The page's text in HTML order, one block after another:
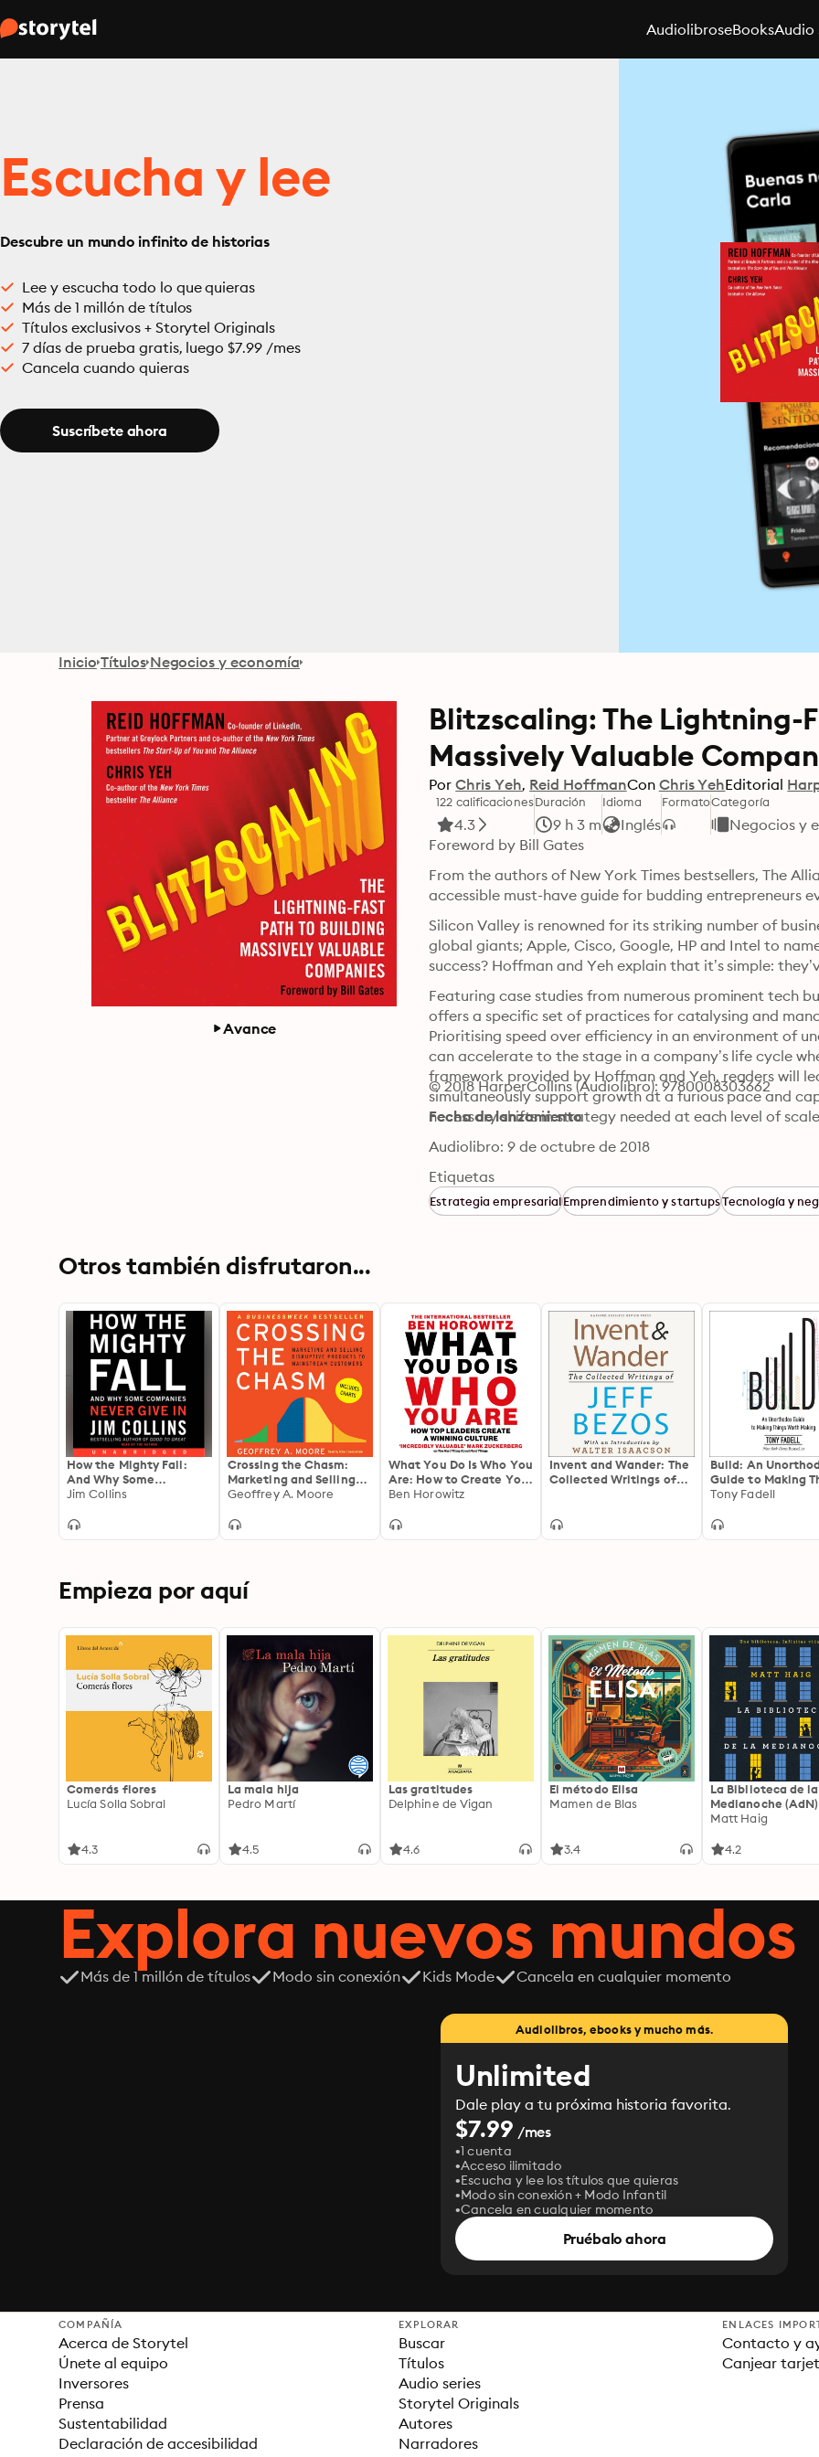
AudiolibroseBooksAudio
Escucha y lee
Descubre un mundo infinito de historias
Lee y escucha todo lo que quieras
Más de 1 millón de títulos
Títulos exclusivos + Storytel Originals
7 días de prueba gratis, luego $7.99 /mes
Cancela cuando quieras
Suscríbete ahora
Inicio Títulos Negocios y economía
Avance
Blitzscaling: The Lightning-
Massively Valuable
Por Chris Yeh Reid HoffmanCon Chris YehEditorial
122 calificaciones
4.3
Duración
9 h 3 m
Idioma
Inglés
FormatoCategoría
Negocios y
Foreword by Bill Gates
From the authors of New York Times bestsellers, The
accessible must-have guide for budding entrepreneurs
Silicon Valley is renowned for its striking number of
global giants; Apple, Cisco, Google, HP and Intel to
success? Hoffman and Yeh explain that it’s simple:
Featuring case studies from numerous prominent tech
offers a specific set of practices for catalysing and
Prioritising speed over efficiency in an environment of
can accelerate to the stage in a company’s life cycle
framework provided by Hoffman and Yeh, readers will
simultaneously support growth at a furious pace and
necessary shifts in strategy needed at each level of
© 2018 HarperCollins (Audiolibro): 9780008303662
Fecha de lanzamiento
Audiolibro: 9 de octubre de 2018
Etiquetas
Estrategia empresarialEmprendimiento y startupsTecnología y
Otros también disfrutaron...
How the Mighty Fall:
And Why Some
Companies Never Give
Jim Collins
Crossing the Chasm:
Marketing and Selling
Technology Projects to
Geoffrey A. Moore
What You Do Is Who You
Are: How to Create Your
Business Culture
Ben Horowitz
Invent and Wander: The
Collected Writings of
Isaacson
Build: An
Guide to Making
Worth Making
Tony Fadell
Empieza por aquí
Comerás flores
Lucía Solla Sobral
4.3
La mala hija
Pedro Martí
4.5
Las gratitudes
Delphine de Vigan
4.6
El método Elisa
Mamen de Blas
3.4
La Biblioteca de la
Medianoche (AdN)
Matt Haig
4.2
Explora nuevos mundos
Más de 1 millón de títulos Modo sin conexión Kids Mode Cancela en cualquier momento
Audiolibros, ebooks y mucho más.
Unlimited
Dale play a tu próxima historia favorita.
$7.99 /mes
1 cuenta
Acceso ilimitado
Escucha y lee los títulos que quieras
Modo sin conexión + Modo Infantil
Cancela en cualquier momento
Pruébalo ahora
COMPAÑÍA
Acerca de Storytel
Únete al equipo
Inversores
Prensa
Sustentabilidad
Declaración de accesibilidad
EXPLORAR
Buscar
Títulos
Audio series
Storytel Originals
Autores
Narradores
ENLACES
Contacto y
Canjear